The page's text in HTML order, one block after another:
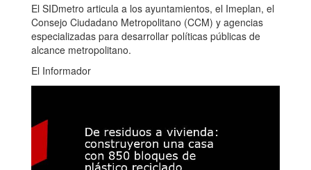
El SIDmetro articula a los ayuntamientos, el Imeplan, el
Consejo Ciudadano Metropolitano (CCM) y agencias
especializadas para desarrollar políticas públicas de
alcance metropolitano.
El Informador